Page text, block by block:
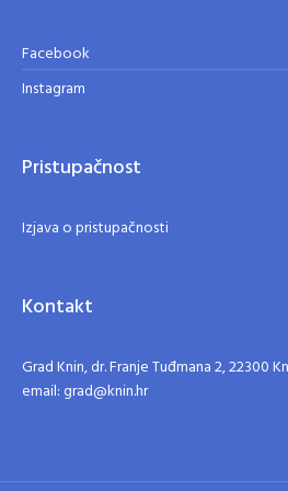
Facebook
Instagram
Pristupačnost
Izjava o pristupačnosti
Kontakt
Grad Knin, dr. Franje Tuđmana 2, 22300
email: grad@knin.hr